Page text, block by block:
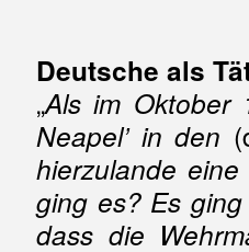
Deutsche als
„Als im Oktober
Neapel’ in den
hierzulande
ging es? Es
dass die